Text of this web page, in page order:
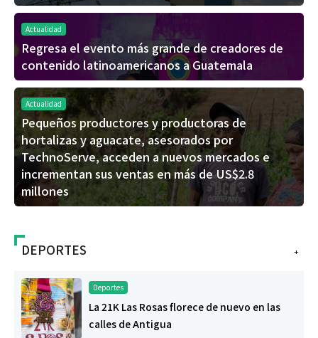
Actualidad
Regresa el evento más grande de creadores de
contenido latinoamericanos a Guatemala
Actualidad
Pequeños productores y productoras de
hortalizas y aguacate, asesorados por
TechnoServe, acceden a nuevos mercados e
incrementan sus ventas en más de US$2.8
millones
+
DEPORTES
Deportes
La 21K Las Rosas florece de nuevo en las
calles de Antigua